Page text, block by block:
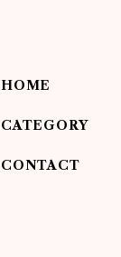
HOME
CATEGORY
CONTACT